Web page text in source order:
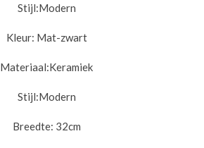
Stijl:Modern
Kleur: Mat-zwart
Materiaal:Keramiek
Stijl:Modern
Breedte: 32cm